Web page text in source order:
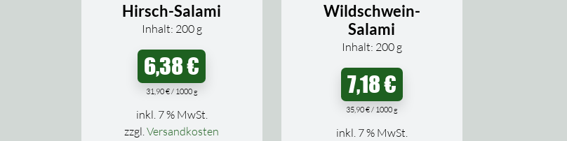
Hirsch-Salami
Inhalt: 200 g
6,38€
31,90€/ 1000g
inkl. 7 % MwSt.
zzgl. Versandkosten
Wildschwein-
Salami
Inhalt: 200 g
7,18€
35,90€/ 1000g
inkl. 7 % MwSt.